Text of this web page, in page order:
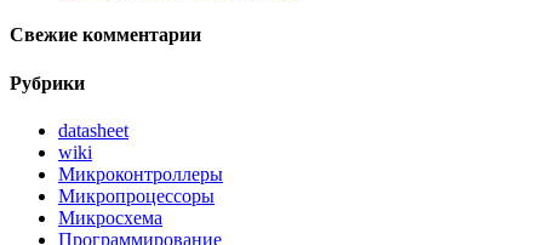
Свежие комментарии
Рубрики
datasheet
wiki
Микроконтроллеры
Микропроцессоры
Микросхема
Программирование